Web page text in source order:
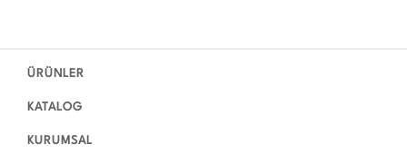
ÜRÜNLER
KATALOG
KURUMSAL